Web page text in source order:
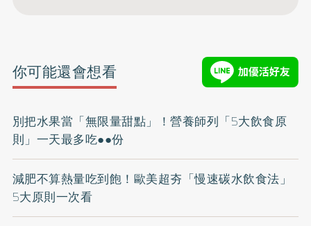
你可能還會想看
別把水果當「無限量甜點」！營養師列「5大飲食原
則」一天最多吃●●份
減肥不算熱量吃到飽！歐美超夯「慢速碳水飲食法」
5大原則一次看